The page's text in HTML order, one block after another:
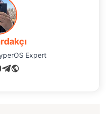
Expert